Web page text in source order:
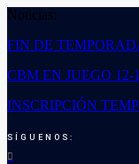
Noticias:
FIN DE
CBM EN JUEGO 12-
INSCRIPCIÓN
SÍGUENOS: